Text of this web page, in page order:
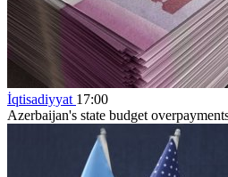
İqtisadiyyat 17:00
Azerbaijan's state budget